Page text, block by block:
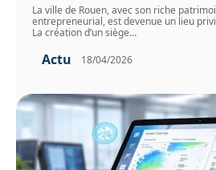
La ville de Rouen, avec son riche
entrepreneurial, est devenue un lieu
La création d’un siège…
Actu 18/04/2026